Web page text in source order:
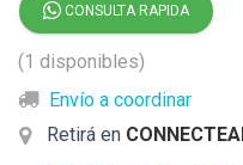
CONSULTA RAPIDA
(1 disponibles)
Envío a coordinar
Retirá en